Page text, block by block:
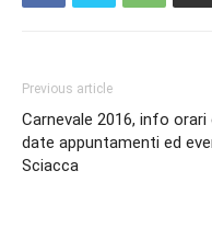
Previous article
Carnevale 2016, info orari
date appuntamenti ed
Sciacca